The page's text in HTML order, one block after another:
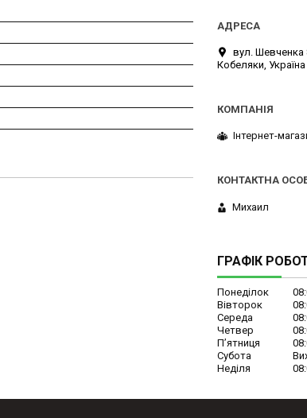
вул. Шевченка
Кобеляки, Україна
Інтернет-
Михаил
ГРАФІК
Понеділок
Вівторок
Середа
Четвер
Пʼятниця
Субота
Неділя